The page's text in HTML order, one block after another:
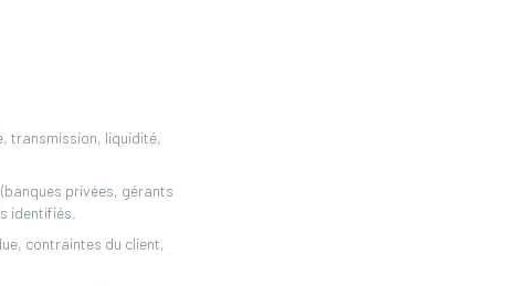
transmission, liquidité,
privées, gérants
identifiés.
contraintes du client,